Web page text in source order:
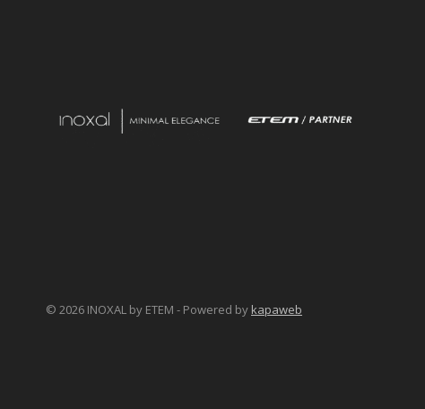
© 2026 INOXAL by ΕΤΕΜ - Powered by kapaweb